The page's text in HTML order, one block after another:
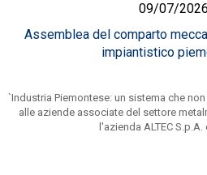
09/07/2026
Assemblea del comparto
impiantistico
`Industria Piemontese: un sistema che
alle aziende associate del settore
l'azienda ALTEC